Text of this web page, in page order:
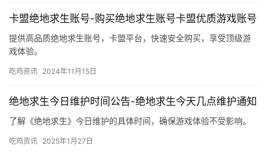
卡盟绝地求生账号-购买绝地求生账号卡盟优质游戏账号
提供高品质绝地求生账号，卡盟平台，快速安全购买，享受顶级游
戏体验。
吃鸡资讯 2024年11月15日
绝地求生今日维护时间公告-绝地求生今天几点维护通知
了解《绝地求生》今日维护的具体时间，确保游戏体验不受影响。
吃鸡资讯 2025年1月27日